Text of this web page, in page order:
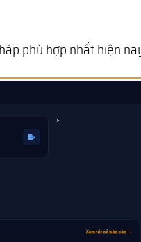
phù hợp nhất hiện